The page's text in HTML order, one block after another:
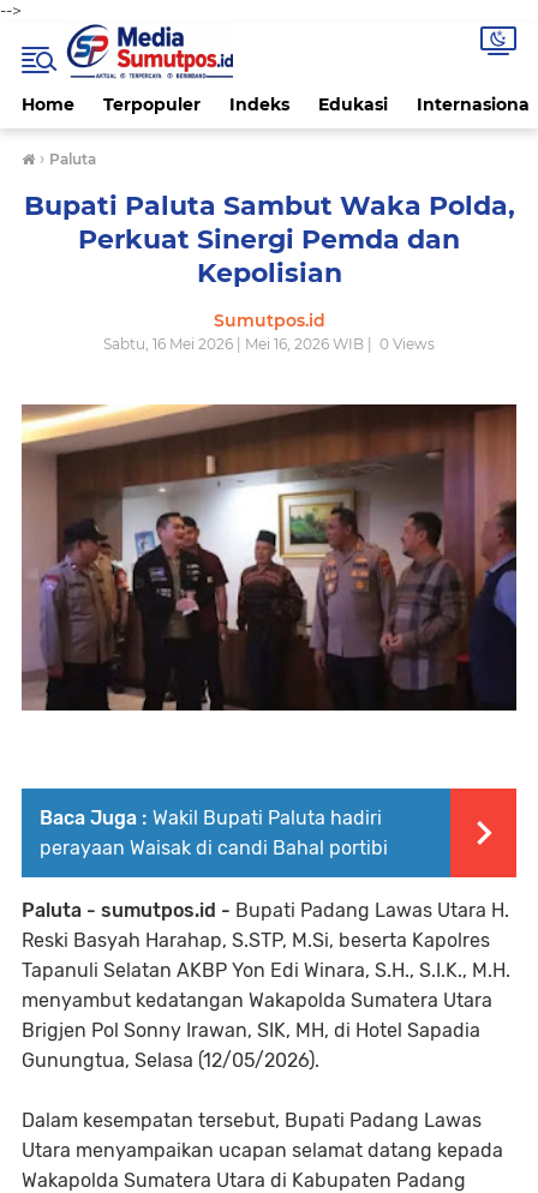
-->
Home Terpopuler Indeks Edukasi Internasional
› Paluta
Bupati Paluta Sambut Waka Polda,
Perkuat Sinergi Pemda dan
Kepolisian
Sumutpos.id
Sabtu, 16 Mei 2026 | Mei 16, 2026 WIB | 0 Views
Baca Juga : Wakil Bupati Paluta hadiri
perayaan Waisak di candi Bahal portibi
Paluta - sumutpos.id - Bupati Padang Lawas Utara H.
Reski Basyah Harahap, S.STP, M.Si, beserta Kapolres
Tapanuli Selatan AKBP Yon Edi Winara, S.H., S.I.K., M.H.
menyambut kedatangan Wakapolda Sumatera Utara
Brigjen Pol Sonny Irawan, SIK, MH, di Hotel Sapadia
Gunungtua, Selasa (12/05/2026).⁣
Dalam kesempatan tersebut, Bupati Padang Lawas
Utara menyampaikan ucapan selamat datang kepada
Wakapolda Sumatera Utara di Kabupaten Padang